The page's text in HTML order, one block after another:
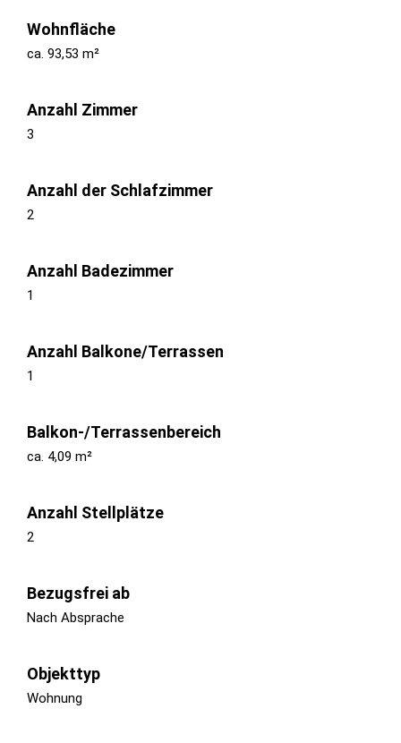
Wohnfläche
ca. 93,53 m²
Anzahl Zimmer
3
Anzahl der Schlafzimmer
2
Anzahl Badezimmer
1
Anzahl Balkone/Terrassen
1
Balkon-/Terrassenbereich
ca. 4,09 m²
Anzahl Stellplätze
2
Bezugsfrei ab
Nach Absprache
Objekttyp
Wohnung